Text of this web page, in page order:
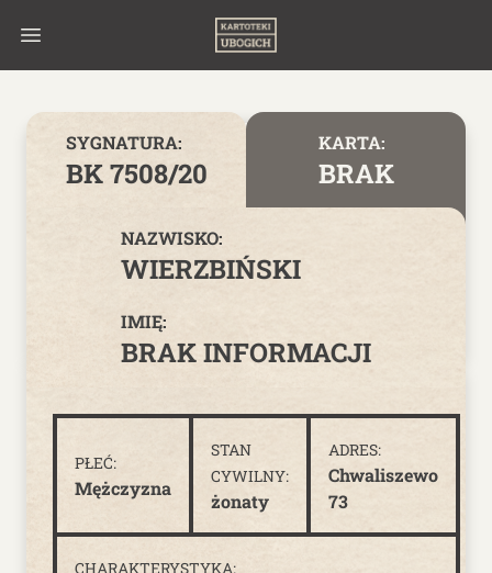
SYGNATURA:
BK 7508/20
KARTA:
BRAK
NAZWISKO:
WIERZBIŃSKI
IMIĘ:
BRAK INFORMACJI
PŁEĆ:
Mężczyzna
STAN
CYWILNY:
żonaty
ADRES:
Chwaliszewo
73
CHARAKTERYSTYKA: